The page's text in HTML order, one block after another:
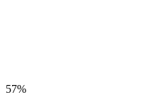
57%